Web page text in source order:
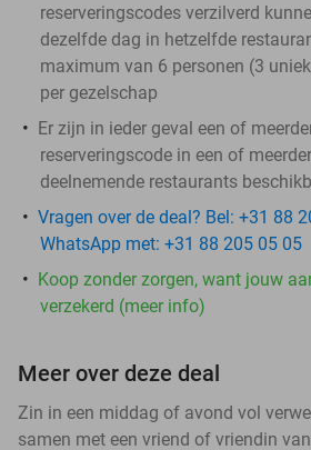
reserveringscodes verzilverd
dezelfde dag in hetzelfde
maximum van 6 personen (3
per gezelschap
Er zijn in ieder geval een of
reserveringscode in een of
deelnemende restaurants
Vragen over de deal? Bel: +31 88
WhatsApp met: +31 88 205 05 05
Koop zonder zorgen, want jouw
verzekerd (meer info)
Meer over deze deal
Zin in een middag of avond vol
samen met een vriend of vriendin